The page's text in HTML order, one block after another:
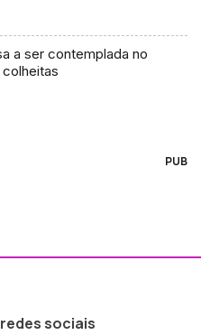
a ser contemplada no
PUB
sociais